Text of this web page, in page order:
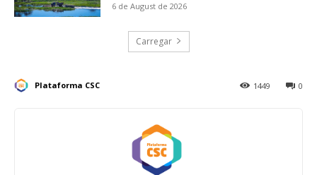
6 de August de 2026
Carregar
Plataforma CSC 0
1449